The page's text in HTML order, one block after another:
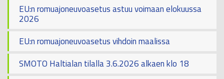
EU:n romuajoneuvoasetus astuu voimaan elokuussa
2026
EU:n romuajoneuvoasetus vihdoin maalissa
SMOTO Haltialan tilalla 3.6.2026 alkaen klo 18